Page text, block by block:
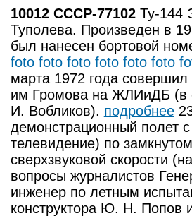
10012 СССР-77102Ту-144
Туполева. Произведен в
был нанесен бортовой
foto foto foto foto foto foto
марта 1972 года
им Громова на ЖЛИиДБ (в
И. Вобликов). подробнее
демонстрационный полет
телевидение) по
сверхзвуковой скорости
вопросы журналистов
инженер по летным
конструктора Ю. Н. Попов